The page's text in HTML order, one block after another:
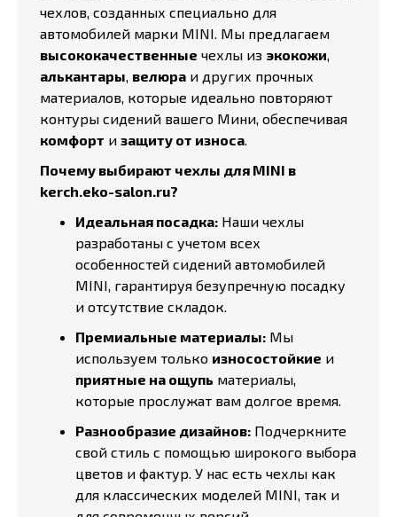
чехлов, созданных специально для
автомобилей марки MINI. Мы предлагаем
высококачественные чехлы из экокожи,
алькантары, велюра и других прочных
материалов, которые идеально повторяют
контуры сидений вашего Мини, обеспечивая
комфорт и защиту от износа.
Почему выбирают чехлы для MINI в
kerch.eko-salon.ru?
Идеальная посадка: Наши чехлы
разработаны с учетом всех
особенностей сидений автомобилей
MINI, гарантируя безупречную посадку
и отсутствие складок.
Премиальные материалы: Мы
используем только износостойкие и
приятные на ощупь материалы,
которые прослужат вам долгое время.
Разнообразие дизайнов: Подчеркните
свой стиль с помощью широкого выбора
цветов и фактур. У нас есть чехлы как
для классических моделей MINI, так и